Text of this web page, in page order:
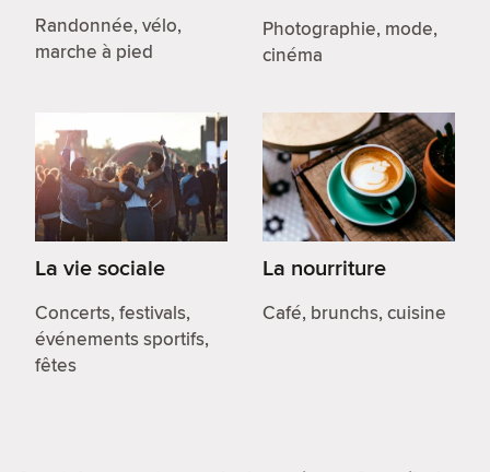
Randonnée, vélo,
marche à pied
Photographie, mode,
cinéma
La vie sociale
Concerts, festivals,
événements sportifs,
fêtes
La nourriture
Café, brunchs, cuisine